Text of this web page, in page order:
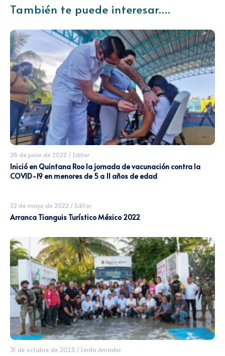
También te puede interesar....
28 de junio de 2022 / Editor
Inició en Quintana Roo la jornada de vacunación contra la
COVID-19 en menores de 5 a 11 años de edad
22 de mayo de 2022 / Editor
Arranca Tianguis Turístico México 2022
31 de octubre de 2023 / Linda Amador